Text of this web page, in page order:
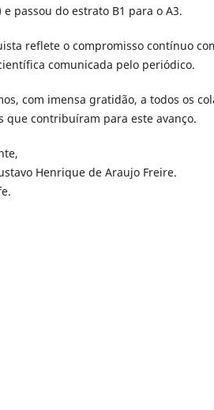
e passou do estrato B1 para o A3.
reflete o compromisso contínuo
comunicada pelo periódico.
com imensa gratidão, a todos os
que contribuíram para este avanço.
Henrique de Araujo Freire.